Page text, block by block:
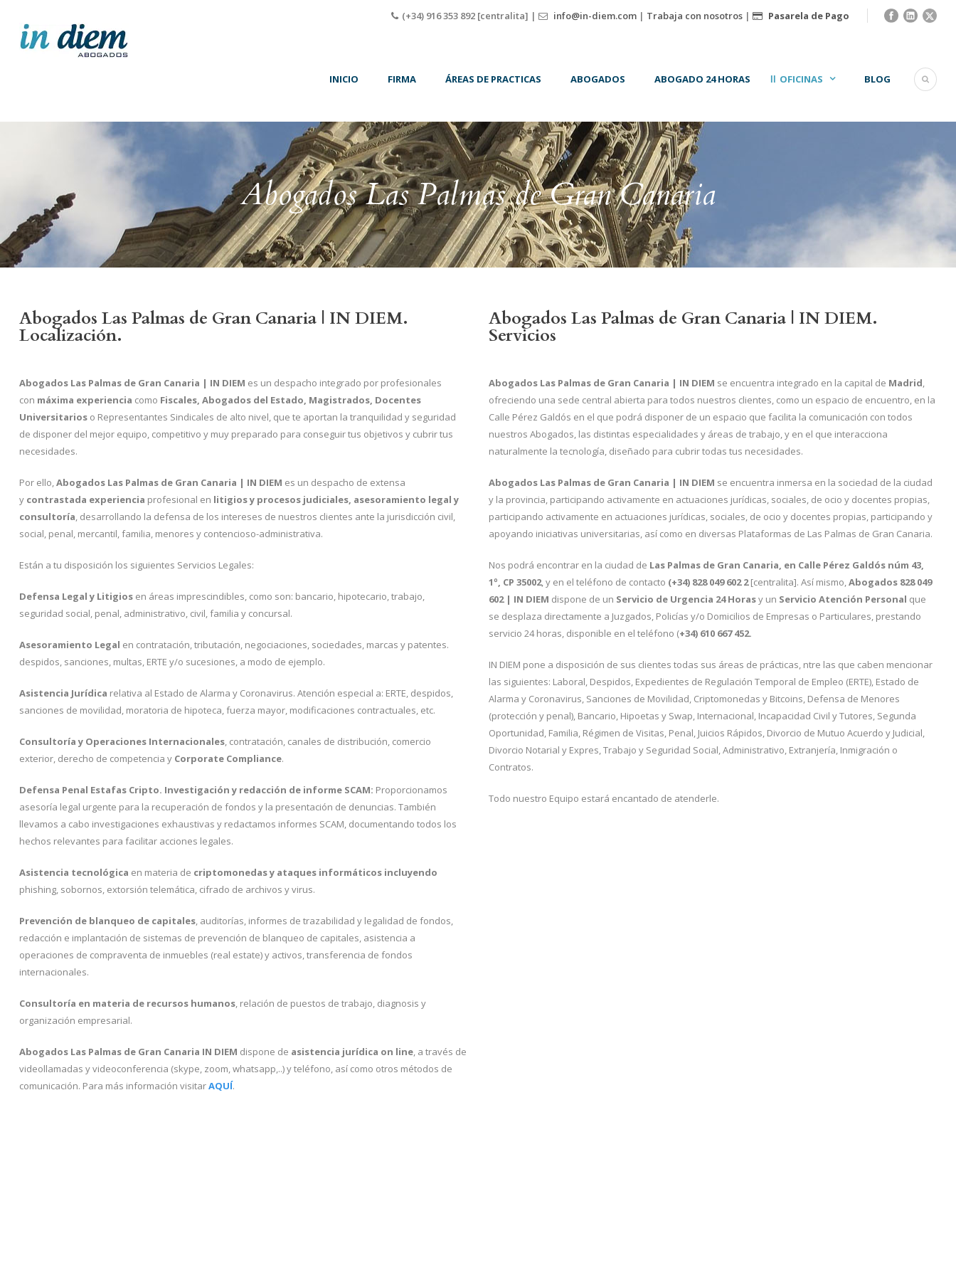
(+34) 916 353 892 [centralita] | info@in-diem.com | Trabaja con nosotros | Pasarela de Pago
INICIO FIRMA ÁREAS DE PRACTICAS ABOGADOS ABOGADO 24 HORAS OFICINAS BLOG
Abogados Las Palmas de Gran Canaria
Abogados Las Palmas de Gran Canaria | IN DIEM.
Localización.
Abogados Las Palmas de Gran Canaria | IN DIEM es un despacho integrado por profesionales
con máxima experiencia como Fiscales, Abogados del Estado, Magistrados, Docentes
Universitarios o Representantes Sindicales de alto nivel, que te aportan la tranquilidad y seguridad
de disponer del mejor equipo, competitivo y muy preparado para conseguir tus objetivos y cubrir tus
necesidades.
Por ello,Abogados Las Palmas de Gran Canaria | IN DIEM es un despacho de extensa
y contrastada experiencia profesional en litigios y procesos judiciales, asesoramiento legal y
consultoría, desarrollando la defensa de los intereses de nuestros clientes ante la jurisdicción civil,
social, penal, mercantil, familia, menores y contencioso-administrativa.
Están a tu disposición los siguientes Servicios Legales:
Defensa Legal y Litigios en áreas imprescindibles, como son: bancario, hipotecario, trabajo,
seguridad social, penal, administrativo, civil, familia y concursal.
Asesoramiento Legal en contratación, tributación, negociaciones, sociedades, marcas y patentes.
despidos, sanciones, multas, ERTE y/o sucesiones, a modo de ejemplo.
Asistencia Jurídica relativa al Estado de Alarma y Coronavirus. Atención especial a: ERTE, despidos,
sanciones de movilidad, moratoria de hipoteca, fuerza mayor, modificaciones contractuales, etc.
Consultoría y Operaciones Internacionales, contratación, canales de distribución, comercio
exterior, derecho de competencia y Corporate Compliance.
Defensa Penal Estafas Cripto. Investigación y redacción de informe SCAM: Proporcionamos
asesoría legal urgente para la recuperación de fondos y la presentación de denuncias. También
llevamos a cabo investigaciones exhaustivas y redactamos informes SCAM, documentando todos los
hechos relevantes para facilitar acciones legales.
Asistencia tecnológica en materia de criptomonedas y ataques informáticos incluyendo
phishing, sobornos, extorsión telemática, cifrado de archivos y virus.
Prevención de blanqueo de capitales, auditorías, informes de trazabilidad y legalidad de fondos,
redacción e implantación de sistemas de prevención de blanqueo de capitales, asistencia a
operaciones de compraventa de inmuebles (real estate) y activos, transferencia de fondos
internacionales.
Consultoría en materia de recursos humanos, relación de puestos de trabajo, diagnosis y
organización empresarial.
Abogados Las Palmas de Gran Canaria IN DIEM dispone de asistencia jurídica on line, a través de
videollamadas y videoconferencia (skype, zoom, whatsapp,..) y teléfono, así como otros métodos de
comunicación. Para más información visitarAQUÍ.
Abogados Las Palmas de Gran Canaria | IN DIEM.
Servicios
Abogados Las Palmas de Gran Canaria | IN DIEM se encuentra integrado en la capital de Madrid,
ofreciendo una sede central abierta para todos nuestros clientes, como un espacio de encuentro, en la
Calle Pérez Galdós en el que podrá disponer de un espacio que facilita la comunicación con todos
nuestros Abogados, las distintas especialidades y áreas de trabajo, y en el que interacciona
naturalmente la tecnología, diseñado para cubrir todas tus necesidades.
Abogados Las Palmas de Gran Canaria | IN DIEM se encuentra inmersa en la sociedad de la ciudad
y la provincia, participando activamente en actuaciones jurídicas, sociales, de ocio y docentes propias,
participando activamente en actuaciones jurídicas, sociales, de ocio y docentes propias, participando y
apoyando iniciativas universitarias, así como en diversas Plataformas de Las Palmas de Gran Canaria.
Nos podrá encontrar en la ciudad de Las Palmas de Gran Canaria, en Calle Pérez Galdós núm 43,
1º, CP 35002, y en el teléfono de contacto (+34) 828 049 6022[centralita]. Así mismo,Abogados 828 049
602| IN DIEM dispone de un Servicio de Urgencia 24 Horasy un Servicio Atención Personal que
se desplaza directamente a Juzgados, Policías y/o Domicilios de Empresas o Particulares, prestando
servicio 24 horas, disponible en el teléfono (+34) 610 667 452.
IN DIEM pone a disposición de sus clientes todas sus áreas de prácticas, ntre las que caben mencionar
las siguientes: Laboral, Despidos, Expedientes de Regulación Temporal de Empleo (ERTE), Estado de
Alarma y Coronavirus, Sanciones de Movilidad, Criptomonedas y Bitcoins, Defensa de Menores
(protección y penal), Bancario, Hipoetas y Swap, Internacional, Incapacidad Civil y Tutores, Segunda
Oportunidad, Familia, Régimen de Visitas, Penal, Juicios Rápidos, Divorcio de Mutuo Acuerdo y Judicial,
Divorcio Notarial y Expres, Trabajo y Seguridad Social, Administrativo, Extranjería, Inmigración o
Contratos.
Todo nuestro Equipo estará encantado de atenderle.